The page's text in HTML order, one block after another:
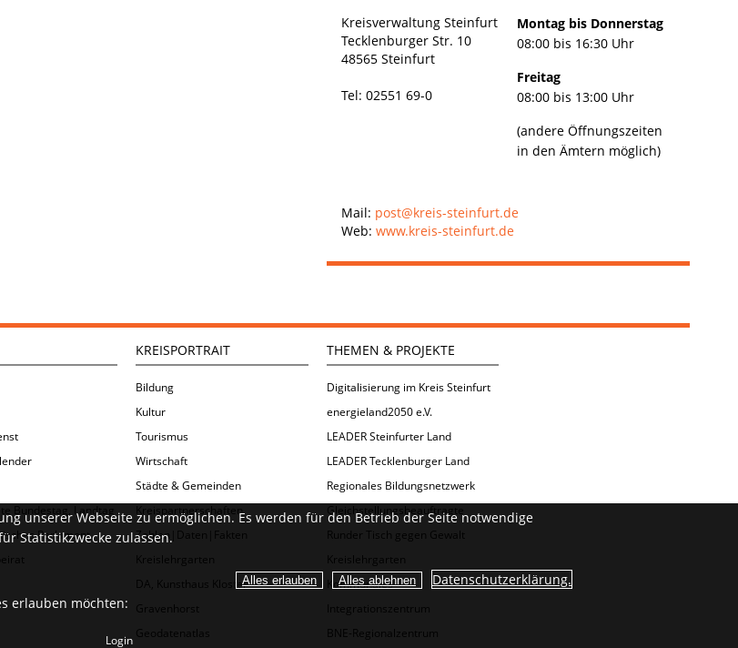
Kreisverwaltung Steinfurt
Tecklenburger Str. 10
48565 Steinfurt
Tel: 02551 69-0
Montag bis Donnerstag
08:00 bis 16:30 Uhr
Freitag
08:00 bis 13:00 Uhr
(andere Öffnungszeiten
in den Ämtern möglich)
Mail: post@kreis-steinfurt.de
Web: www.kreis-steinfurt.de
Bundestag, Landtag
Parlament
KREISPORTRAIT
Bildung
Kultur
Tourismus
Wirtschaft
Städte & Gemeinden
Kreispartnerschaften
Zahlen|Daten|Fakten
Kreislehrgarten
DA, Kunsthaus Kloster
Gravenhorst
Geodatenatlas
THEMEN & PROJEKTE
Digitalisierung im Kreis Steinfurt
energieland2050 e.V.
LEADER Steinfurter Land
LEADER Tecklenburger Land
Regionales Bildungsnetzwerk
Gleichstellungsbeauftragte
Runder Tisch gegen Gewalt
Kreislehrgarten
Kommunales
Integrationszentrum
BNE-Regionalzentrum
unserer Webseite zu ermöglichen. Es werden für den Betrieb der Seite notwendige
Statistikzwecke zulassen.
Datenschutzerklärung.
erlauben möchten:
Login